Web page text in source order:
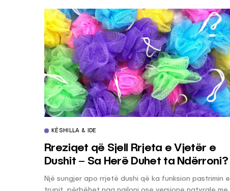
KËSHILLA & IDE
Rreziqet që Sjell Rrjeta e Vjetër e
Dushit – Sa Herë Duhet ta Ndërroni?
Një sungjer apo rrjetë dushi që ka funksion pastrimin e